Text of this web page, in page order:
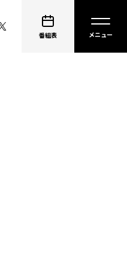
番組表